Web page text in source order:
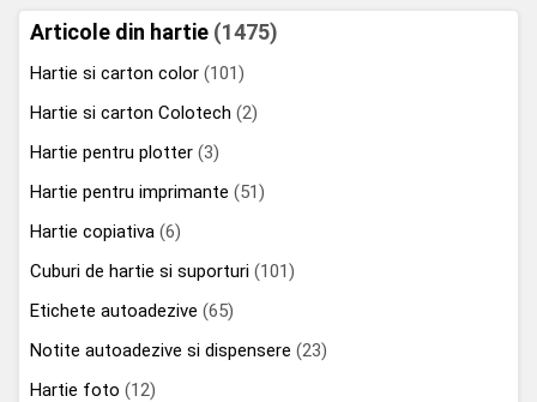
Articole din hartie (1475)
Hartie si carton color (101)
Hartie si carton Colotech (2)
Hartie pentru plotter (3)
Hartie pentru imprimante (51)
Hartie copiativa (6)
Cuburi de hartie si suporturi (101)
Etichete autoadezive (65)
Notite autoadezive si dispensere (23)
Hartie foto (12)